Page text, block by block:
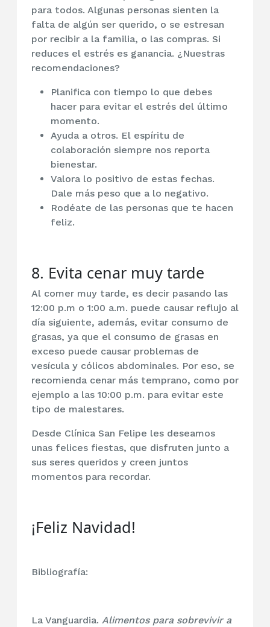
para todos. Algunas personas sienten la
falta de algún ser querido, o se estresan
por recibir a la familia, o las compras. Si
reduces el estrés es ganancia. ¿Nuestras
recomendaciones?
Planifica con tiempo lo que debes
hacer para evitar el estrés del último
momento.
Ayuda a otros. El espíritu de
colaboración siempre nos reporta
bienestar.
Valora lo positivo de estas fechas.
Dale más peso que a lo negativo.
Rodéate de las personas que te hacen
feliz.
8. Evita cenar muy tarde
Al comer muy tarde, es decir pasando las
12:00 p.m o 1:00 a.m. puede causar reflujo al
día siguiente, además, evitar consumo de
grasas, ya que el consumo de grasas en
exceso puede causar problemas de
vesícula y cólicos abdominales. Por eso, se
recomienda cenar más temprano, como por
ejemplo a las 10:00 p.m. para evitar este
tipo de malestares.
Desde Clínica San Felipe les deseamos
unas felices fiestas, que disfruten junto a
sus seres queridos y creen juntos
momentos para recordar.
¡Feliz Navidad!
Bibliografía:
La Vanguardia. Alimentos para sobrevivir a